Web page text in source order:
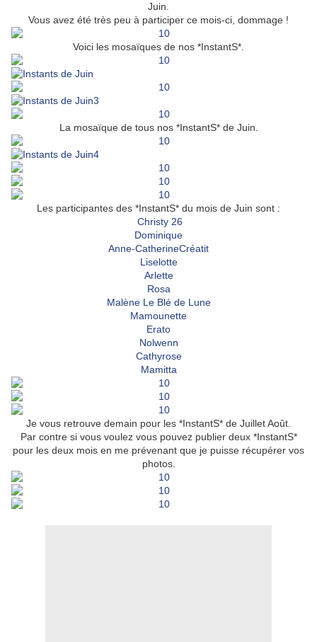
Juin.
Vous avez été très peu à participer ce mois-ci, dommage !
Voici les mosaïques de nos *InstantS*.
La mosaïque de tous nos *InstantS* de Juin.
Les participantes des *InstantS* du mois de Juin sont :
Christy 26
Dominique
Anne-CatherineCréatit
Liselotte
Arlette
Rosa
Malène Le Blé de Lune
Mamounette
Erato
Nolwenn
Cathyrose
Mamitta
Je vous retrouve demain pour les *InstantS* de Juillet Août.
Par contre si vous voulez vous pouvez publier deux *InstantS*
pour les deux mois en me prévenant que je puisse récupérer vos
photos.